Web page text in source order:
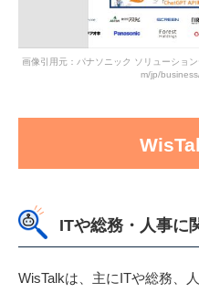
画像引用元：パナソニック ソリューショ
m/jp/
ITや総務・人事に
WisTalkは、主にITや総務、